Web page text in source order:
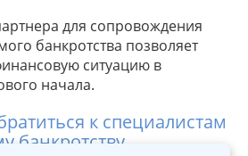
для сопровождения
банкротства позволяет
ситуацию в
начала.
к специалистам
банкротству